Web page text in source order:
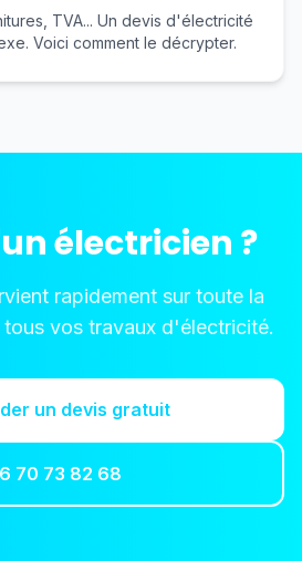
TVA... Un devis d'électricité
Voici comment le décrypter.
électricien ?
rapidement sur toute la
vos travaux d'électricité.
un devis gratuit
70 73 82 68